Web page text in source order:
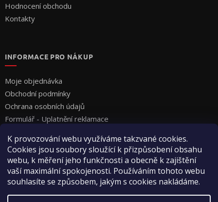
K provozování webu využíváme takzvané cookies.
Cookies jsou soubory sloužící k přizpůsobení obsahu
webu, k měření jeho funkčnosti a obecně k zajištění
vaší maximální spokojenosti. Používáním tohoto webu
souhlasíte se způsobem, jakým s cookies nakládáme.
Hodnocení obchodu
Kontakty
INFORMACE PRO NÁKUP
Moje objednávka
Obchodní podmínky
Ochrana osobních údajů
Formulář - Uplatnění reklamace
Vytvořil Shoptet